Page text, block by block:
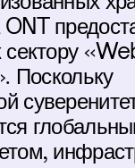
сектору
Поскольку